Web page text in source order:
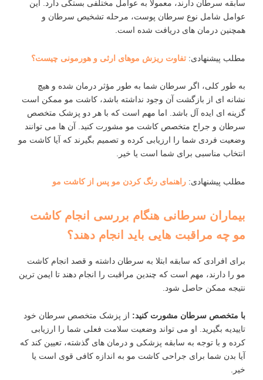
سابقه سرطان دارند، معمولاً به عوامل مختلفی بستگی دارد. این
عوامل شامل نوع سرطان پوست، مرحله تشخیص سرطان و
همچنین درمان ‌های دریافت شده است.
مطلب پیشنهادی: تفاوت ریزش موهای ارثی و هورمونی چیست؟
به طور کلی، اگر سرطان شما به طور مؤثر درمان شده و هیچ
نشانه ‌ای از بازگشت آن وجود نداشته باشد، کاشت مو ممکن است
گزینه ‌ای ایده آل باشد. اما مهم است که با هر دو پزشک متخصص
سرطان و جراح متخصص کاشت مو مشورت کنید. آن ‌ها می‌ توانند
وضعیت فردی شما را ارزیابی کرده و تصمیم بگیرند که آیا کاشت مو
انتخاب مناسبی برای شما است یا خیر.
مطلب پیشنهادی: راهنمای رنگ کردن مو پس از کاشت مو
بیماران سرطانی هنگام بررسی انجام کاشت
مو چه مراقبت ‌هایی باید انجام دهند؟
برای افرادی که سابقه ابتلا به سرطان داشته و قصد انجام کاشت
مو را دارند، مهم است که چندین مراقبت را انجام دهند تا ایمن ‌ترین
نتیجه ممکن حاصل شود.
با متخصص سرطان مشورت کنید: از پزشک متخصص سرطان خود
تاییدیه بگیرید. او می‌ تواند وضعیت سلامت فعلی شما را ارزیابی
کرده و با توجه به سابقه پزشکی و درمان ‌های گذشته، تعیین کند که
آیا بدن شما برای جراحی کاشت مو به اندازه کافی قوی است یا
خیر.